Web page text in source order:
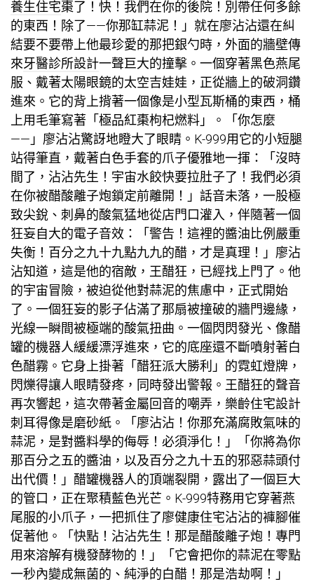
養生住宅棗了！快！我們在你的後院！別帶任何多餘
的東西！除了——你那缸蒜泥！」就在廖沾沾還在糾
結要不要帶上他最珍愛的那把銀勺時，外面的牆壁傳
來牙醫診所設計一聲巨大的撞擊。一個穿著黑色燕尾
服、戴著太陽眼鏡的太空吉娃娃，正從牆上的破洞鑽
進來。它的背上揹著一個像是小型瓦斯桶的東西，桶
上用毛筆寫著「極品紅棗枸杞燃料」。「你怎麼
——」廖沾沾驚訝地瞪大了眼睛。K-999用它的小短腿
站得筆直，戴著白色手套的爪子優雅地一揮：「沒時
間了，沾沾先生！宇宙水餃快要拉肚子了！我們必須
在你被醋酸離子炮鎖定前離開！」話音未落，一股極
致尖銳、刺鼻的酸氣猛地從店門口灌入，伴隨著一個
狂妄自大的電子音效：「警告！這裡的醬油比例嚴重
失衡！百分之九十九點九九的醋，才是真理！」廖沾
沾知道，這是他的宿敵，王醋狂，已經找上門了。他
的宇宙冒險，被迫從他對蒜泥的焦慮中，正式開始
了。一個狂妄的影子佔滿了那扇被撞破的牆門邊緣，
光線一瞬間被極端的酸氣扭曲。一個閃閃發光、像醋
罐的機器人緩緩漂浮進來，它的底座還不斷噴射著白
色醋霧。它身上掛著「醋狂派大勝利」的霓虹燈牌，
閃爍得讓人眼睛發疼，同時發出警報。王醋狂的聲音
再次響起，這次帶著金屬回音的嘲弄， 樂齡住宅設計
刺耳得像是磨砂紙。「廖沾沾！你那充滿腐敗氣味的
蒜泥，是對醬料學的侮辱！必須淨化！」「你將為你
那百分之五的醬油，以及百分之九十五的邪惡蒜頭付
出代價！」醋罐機器人的頂端裂開，露出了一個巨大
的管口，正在聚積藍色光芒。K-999特務用它穿著燕
尾服的小爪子，一把抓住了廖健康住宅沾沾的褲腳催
促著他。「快點！沾沾先生！那是醋酸離子炮！專門
用來溶解有機發酵物的！」「它會把你的蒜泥在零點
一秒內變成無菌的、純淨的白醋！那是浩劫啊！」